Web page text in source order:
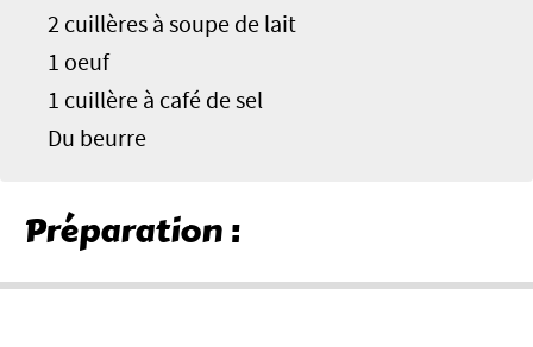
2 cuillères à soupe de lait
1 oeuf
1 cuillère à café de sel
Du beurre
Préparation :